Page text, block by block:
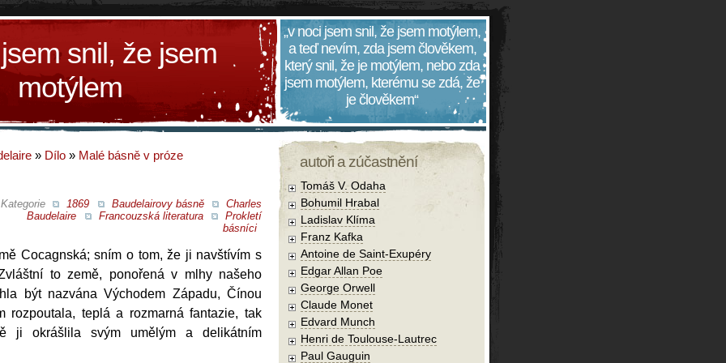
snil, že jsem
motýlem
„v noci jsem snil, že jsem motýlem,
a teď nevím, zda jsem člověkem,
který snil, že je motýlem, nebo zda
jsem motýlem, kterému se zdá, že
je člověkem“
» Dílo » Malé básně v próze
Kategorie 1869 Baudelairovy básně
Charles
Baudelaire
Francouzská literatura
Prokletí
básníci
Cocagnská; sním o tom, že ji navštívím s
to země, ponořená v mlhy našeho
být nazvána Východem Západu, Čínou
rozpoutala, teplá a rozmarná fantazie, tak
ji okrášlila svým umělým a delikátním
autoři a zúčastnění
Tomáš V. Odaha
Bohumil Hrabal
Ladislav Klíma
Franz Kafka
Antoine de Saint-Exupéry
Edgar Allan Poe
George Orwell
Claude Monet
Edvard Munch
Henri de Toulouse-Lautrec
Paul Gauguin